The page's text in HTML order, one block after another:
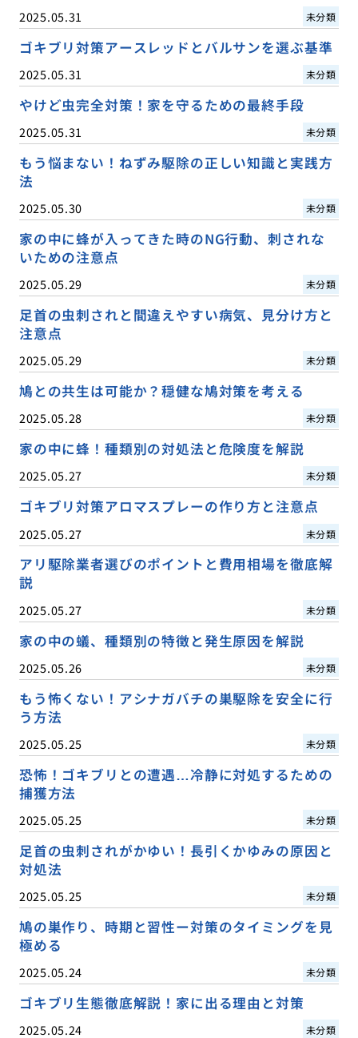
2025.05.31 未分類
ゴキブリ対策アースレッドとバルサンを選ぶ基準
2025.05.31 未分類
やけど虫完全対策！家を守るための最終手段
2025.05.31 未分類
もう悩まない！ねずみ駆除の正しい知識と実践方
法
2025.05.30 未分類
家の中に蜂が入ってきた時のNG行動、刺されな
いための注意点
2025.05.29 未分類
足首の虫刺されと間違えやすい病気、見分け方と
注意点
2025.05.29 未分類
鳩との共生は可能か？穏健な鳩対策を考える
2025.05.28 未分類
家の中に蜂！種類別の対処法と危険度を解説
2025.05.27 未分類
ゴキブリ対策アロマスプレーの作り方と注意点
2025.05.27 未分類
アリ駆除業者選びのポイントと費用相場を徹底解
説
2025.05.27 未分類
家の中の蟻、種類別の特徴と発生原因を解説
2025.05.26 未分類
もう怖くない！アシナガバチの巣駆除を安全に行
う方法
2025.05.25 未分類
恐怖！ゴキブリとの遭遇…冷静に対処するための
捕獲方法
2025.05.25 未分類
足首の虫刺されがかゆい！長引くかゆみの原因と
対処法
2025.05.25 未分類
鳩の巣作り、時期と習性ー対策のタイミングを見
極める
2025.05.24 未分類
ゴキブリ生態徹底解説！家に出る理由と対策
2025.05.24 未分類